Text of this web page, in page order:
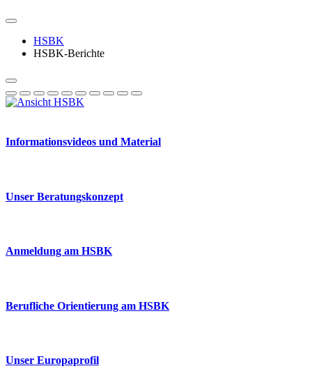
HSBK
HSBK-Berichte
Informationsvideos und Material
Unser Beratungskonzept
Anmeldung am HSBK
Berufliche Orientierung am HSBK
Unser Europaprofil